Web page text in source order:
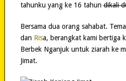
tahunku yang ke 16 tahundikali
Bersama dua orang sahabat.
dan Risa, berangkat kami bertiga
Berbek Nganjuk untuk ziarah ke
Jimat.